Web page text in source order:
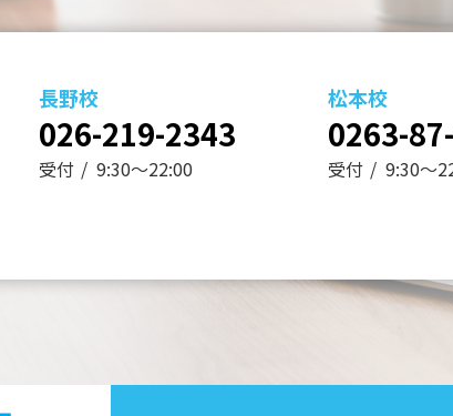
長野校
026-219-2343
受付 9:30～22:00
松本校
0263-
受付 9:30～